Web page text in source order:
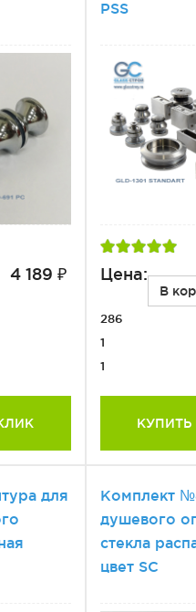
4 189 ₽
PSS
Цена:
В
286
1
1
для
Комплект
душевого
стекла
цвет SC